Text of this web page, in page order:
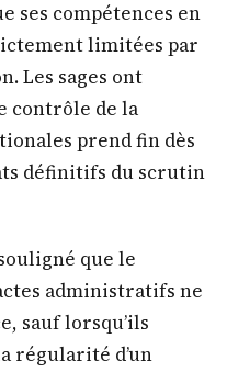
ses compétences en
limitées par
Les sages ont
contrôle de la
prend fin dès
définitifs du scrutin
que le
administratifs ne
sauf lorsqu’ils
régularité d’un